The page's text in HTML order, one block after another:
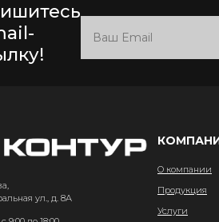
ул., д. 8А
О компании
Продукция
Услуги